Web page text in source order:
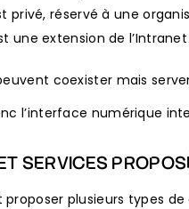
privé, réservé à une
une extension de
coexister mais
l’interface numérique
SERVICES
plusieurs types